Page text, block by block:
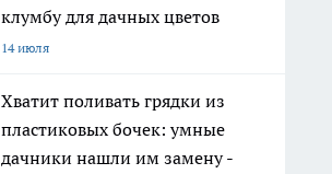
клумбу для дачных цветов
14 июля
Хватит поливать грядки из
пластиковых бочек: умные
дачники нашли им замену -